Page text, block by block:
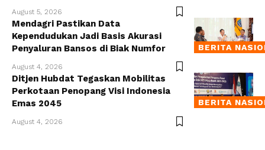
August 5, 2026
BERITA
Mendagri Pastikan Data
Kependudukan Jadi Basis Akurasi
Penyaluran Bansos di Biak Numfor
August 4, 2026
BERITA
Ditjen Hubdat Tegaskan Mobilitas
Perkotaan Penopang Visi Indonesia
Emas 2045
August 4, 2026